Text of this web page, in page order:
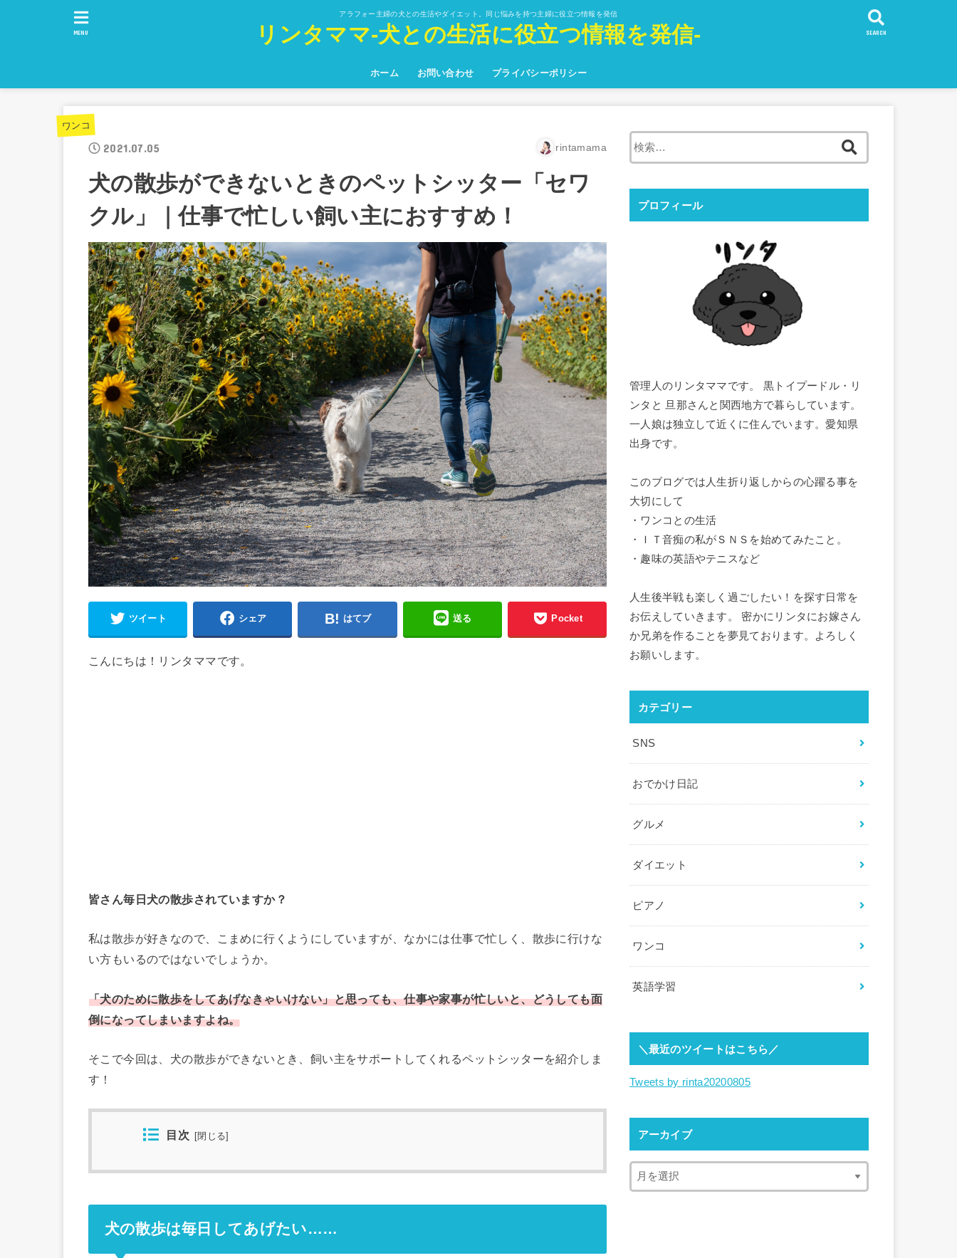
アラフォー主婦の犬との生活やダイエット。同じ悩みを持つ主婦に役立つ情報を発信
リンタママ-犬との生活に役立つ情報を発信-
ホーム お問い合わせ プライバシーポリシー
SEARCH
MENU
ワンコ
2021.07.05 rintamama
犬の散歩ができないときのペットシッター「セワ
クル」｜仕事で忙しい飼い主におすすめ！
ツイート シェア はてブ 送る Pocket
こんにちは！リンタママです。
皆さん毎日犬の散歩されていますか？
私は散歩が好きなので、こまめに行くようにしていますが、なかには仕事で忙しく、散歩に行けな
い方もいるのではないでしょうか。
「犬のために散歩をしてあげなきゃいけない」と思っても、仕事や家事が忙しいと、どうしても面
倒になってしまいますよね。
そこで今回は、犬の散歩ができないとき、飼い主をサポートしてくれるペットシッターを紹介しま
す！
目次 閉じる
犬の散歩は毎日してあげたい……
プロフィール
管理人のリンタママです。 黒トイプードル・リ
ンタと 旦那さんと関西地方で暮らしています。
一人娘は独立して近くに住んでいます。愛知県
出身です。
このブログでは人生折り返しからの心躍る事を
大切にして
・ワンコとの生活
・ＩＴ音痴の私がＳＮＳを始めてみたこと。
・趣味の英語やテニスなど
人生後半戦も楽しく過ごしたい！を探す日常を
お伝えしていきます。 密かにリンタにお嫁さん
か兄弟を作ることを夢見ております。よろしく
お願いします。
カテゴリー
SNS
おでかけ日記
グルメ
ダイエット
ピアノ
ワンコ
英語学習
＼最近のツイートはこちら／
Tweets by rinta20200805
アーカイブ